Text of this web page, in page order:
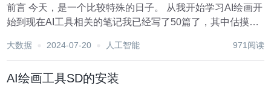
前言 今天，是一个比较特殊的日子。 从我开始学习AI绘画开
始到现在AI工具相关的笔记我已经写了50篇了，其中估摸着
我感受到了对知识的疲倦，是时候给自己来点奖励了！ 所
大数据 2024-07-20 人工智能 971阅读
AI绘画工具SD的安装